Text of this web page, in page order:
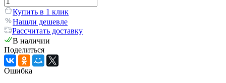
Купить в 1 клик
Нашли дешевле
Рассчитать доставку
В наличии
Поделиться
Ошибка